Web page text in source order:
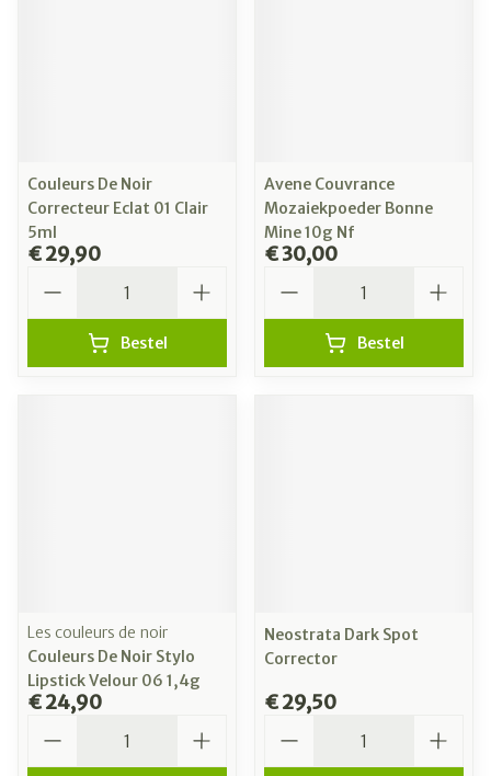
Couleurs De Noir
Correcteur Eclat 01 Clair
5ml
€ 29,90
Bestel
Avene Couvrance
Mozaiekpoeder Bonne
Mine 10g Nf
€ 30,00
Bestel
Les couleurs de noir
Couleurs De Noir Stylo
Lipstick Velour 06 1,4g
€ 24,90
Neostrata Dark Spot
Corrector
€ 29,50